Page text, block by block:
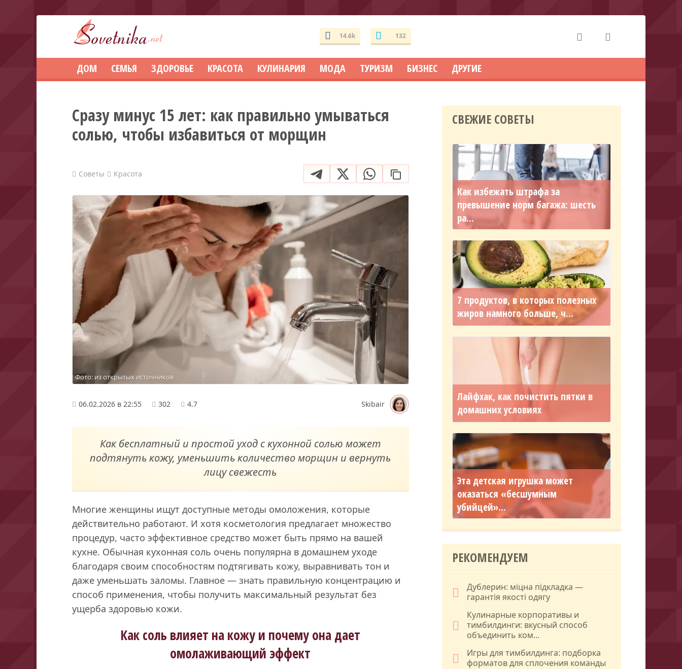
14.6k 132
ДОМ СЕМЬЯ ЗДОРОВЬЕ КРАСОТА КУЛИНАРИЯ МОДА ТУРИЗМ БИЗНЕС ДРУГИЕ
Сразу минус 15 лет: как правильно умываться
солью, чтобы избавиться от морщин
Советы Красота
Фото: из открытых источников
06.02.2026 в 22:55 302 4.7 Skibair
Как бесплатный и простой уход с кухонной солью может
подтянуть кожу, уменьшить количество морщин и вернуть
лицу свежесть
Многие женщины ищут доступные методы омоложения, которые
действительно работают. И хотя косметология предлагает множество
процедур, часто эффективное средство может быть прямо на вашей
кухне. Обычная кухонная соль очень популярна в домашнем уходе
благодаря своим способностям подтягивать кожу, выравнивать тон и
даже уменьшать заломы. Главное — знать правильную концентрацию и
способ применения, чтобы получить максимальный результат без
ущерба здоровью кожи.
Как соль влияет на кожу и почему она дает
омолаживающий эффект
СВЕЖИЕ СОВЕТЫ
Как избежать штрафа за
превышение норм багажа: шесть
ра...
7 продуктов, в которых полезных
жиров намного больше, ч...
Лайфхак, как почистить пятки в
домашних условиях
Эта детская игрушка может
оказаться «бесшумным
убийцей»...
РЕКОМЕНДУЕМ
Дублерин: міцна підкладка —
гарантія якості одягу
Кулинарные корпоративы и
тимбилдинги: вкусный способ
объединить ком...
Игры для тимбилдинга: подборка
форматов для сплочения команды